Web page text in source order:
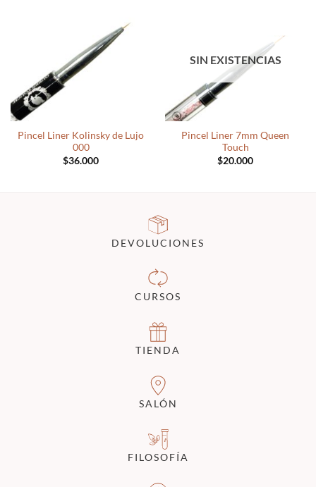
Pincel Liner Kolinsky de Lujo
000
$36.000
SIN EXISTENCIAS
Pincel Liner 7mm Queen
Touch
$20.000
DEVOLUCIONES
CURSOS
TIENDA
SALÓN
FILOSOFÍA